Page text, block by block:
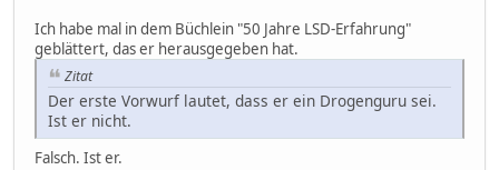
Ich habe mal in dem Büchlein "50 Jahre LSD-Erfahrung"
geblättert, das er herausgegeben hat.
Zitat
Der erste Vorwurf lautet, dass er ein Drogenguru sei.
Ist er nicht.
Falsch. Ist er.